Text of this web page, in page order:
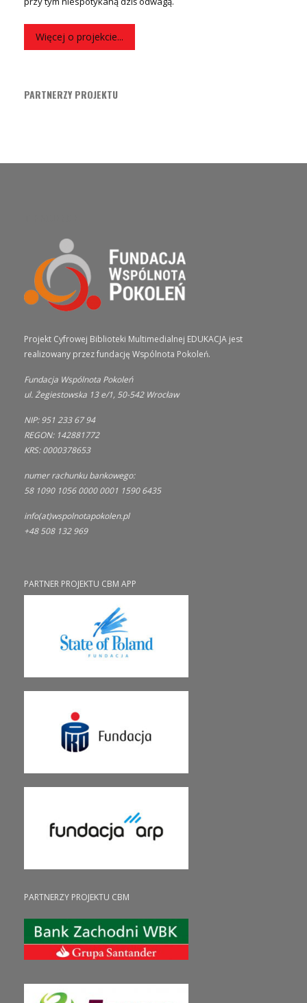
Więcej o projekcie...
PARTNERZY PROJEKTU
Projekt Cyfrowej Biblioteki Multimedialnej EDUKACJA jest
realizowany przez fundację Wspólnota Pokoleń.
Fundacja Wspólnota Pokoleń
ul. Żegiestowska 13 e/1, 50-542 Wrocław
NIP: 951 233 67 94
REGON: 142881772
KRS: 0000378653
numer rachunku bankowego:
58 1090 1056 0000 0001 1590 6435
info(at)wspolnotapokolen.pl
+48 508 132 969
PARTNER PROJEKTU CBM APP
PARTNERZY PROJEKTU CBM